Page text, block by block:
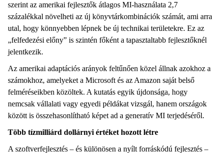
szerint az amerikai fejlesztők átlagos MI-használata 2,7
százalékkal növelheti az új könyvtárkombinációk számát, ami arra
utal, hogy könnyebben lépnek be új technikai területekre. Ez az
„felfedezési előny” is szintén főként a tapasztaltabb fejlesztőknél
jelentkezik.
Az amerikai adaptációs arányok feltűnően közel állnak azokhoz a
számokhoz, amelyeket a Microsoft és az Amazon saját belső
felméréseikben közöltek. A kutatás egyik újdonsága, hogy
nemcsak vállalati vagy egyedi példákat vizsgál, hanem országok
között is összehasonlítható képet ad a generatív MI terjedéséről.
Több tízmilliárd dollárnyi értéket hozott létre
A szoftverfejlesztés – és különösen a nyílt forráskódú fejlesztés –